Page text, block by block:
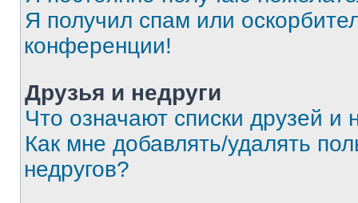
Я получил спам или
конференции!
Друзья и недруги
Что означают списки друзей и
Как мне добавлять/удалять
недругов?